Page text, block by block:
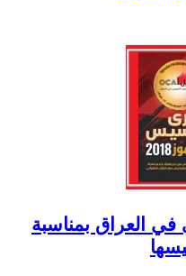
في العراق بمناسبة